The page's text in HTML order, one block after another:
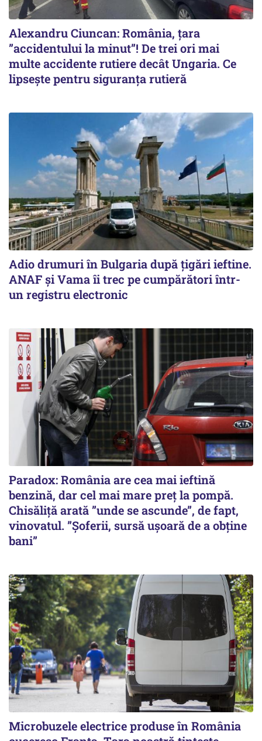
Alexandru Ciuncan: România, țara
”accidentului la minut”! De trei ori mai
multe accidente rutiere decât Ungaria. Ce
lipsește pentru siguranța rutieră
Adio drumuri în Bulgaria după țigări ieftine.
ANAF și Vama îi trec pe cumpărători într-
un registru electronic
Paradox: România are cea mai ieftină
benzină, dar cel mai mare preț la pompă.
Chisăliță arată ”unde se ascunde”, de fapt,
vinovatul. ”Șoferii, sursă ușoară de a obține
bani”
Microbuzele electrice produse în România